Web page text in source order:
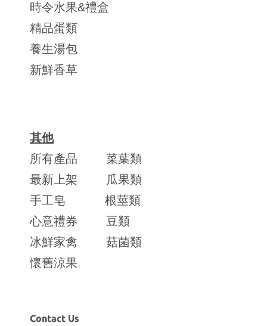
時令水果&禮盒
精品蛋類
養生湯包
新鮮香草
其他
所有產品
菜葉類
最新上架
瓜果類
手工皂
根莖類
心意禮券
豆類
冰鮮家禽
菇菌類
懷舊涼果
Contact Us